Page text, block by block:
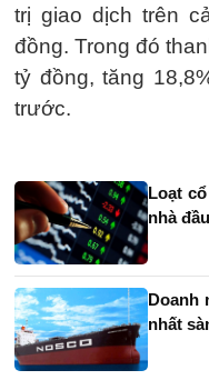
trị giao dịch trên
đồng. Trong đó
tỷ đồng, tăng
trước.
Loạt
nhà
Doanh
nhất